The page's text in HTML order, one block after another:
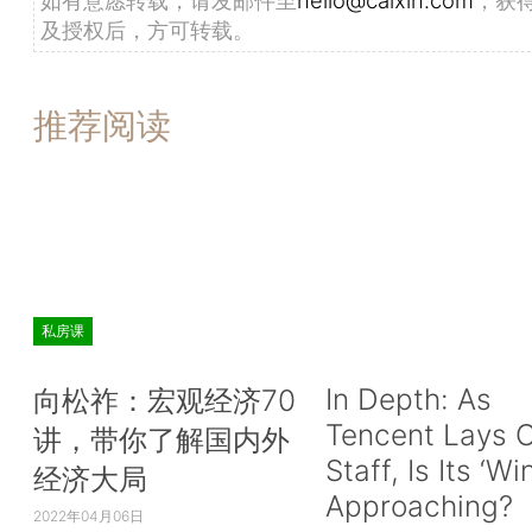
及授权后，方可转载。
推荐阅读
私房课
向松祚：宏观经济70
讲，带你了解国内外
经济大局
2022年04月06日
In Depth: As
Tencent Lays
Staff, Is Its
Approaching?